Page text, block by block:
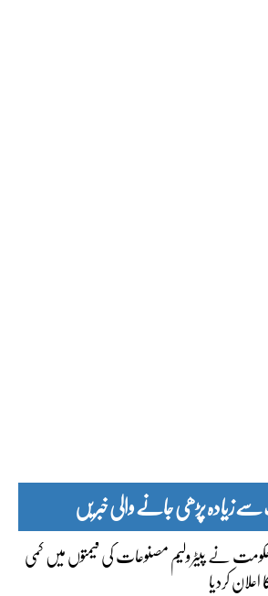
پڑھی جانے والی خبریں
نے پیٹرولیم مصنوعات کی قیمتوں میں کمی
اعلان کردیا